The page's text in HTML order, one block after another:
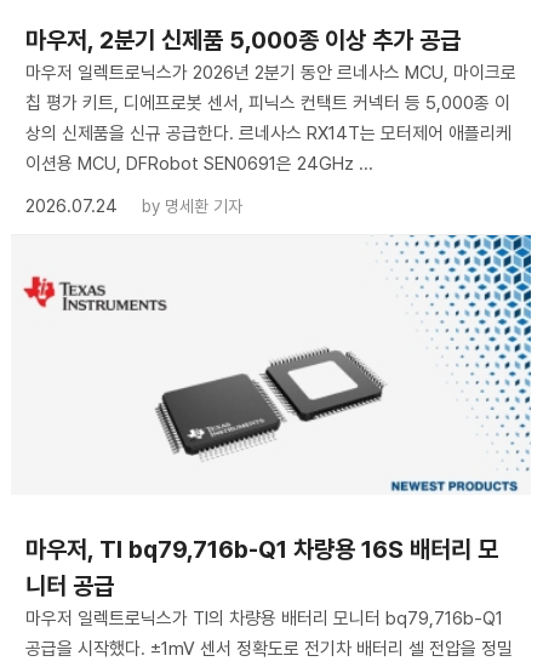
마우저, 2분기 신제품 5,000종 이상 추가 공급
마우저 일렉트로닉스가 2026년 2분기 동안 르네사스 MCU, 마이크로
칩 평가 키트, 디에프로봇 센서, 피닉스 컨택트 커넥터 등 5,000종 이
상의 신제품을 신규 공급한다. 르네사스 RX14T는 모터제어 애플리케
이션용 MCU, DFRobot SEN0691은 24GHz ...
2026.07.24
by 명세환 기자
마우저, TI bq79,716b-Q1 차량용 16S 배터리 모
니터 공급
마우저 일렉트로닉스가 TI의 차량용 배터리 모니터 bq79,716b-Q1
공급을 시작했다. ±1mV 센서 정확도로 전기차 배터리 셀 전압을 정밀